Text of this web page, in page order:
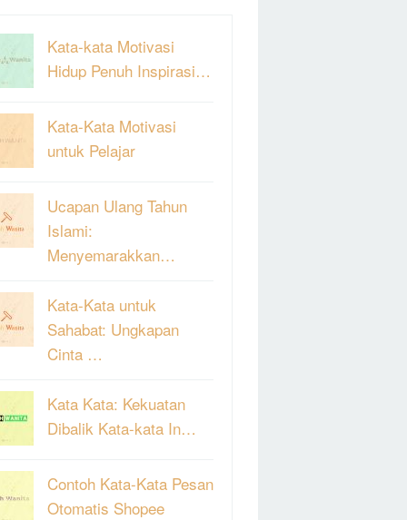
Kata-kata Motivasi
Hidup Penuh Inspirasi…
Kata-Kata Motivasi
untuk Pelajar
Ucapan Ulang Tahun
Islami:
Menyemarakkan…
Kata-Kata untuk
Sahabat: Ungkapan
Cinta …
Kata Kata: Kekuatan
Dibalik Kata-kata In…
Contoh Kata-Kata Pesan
Otomatis Shopee